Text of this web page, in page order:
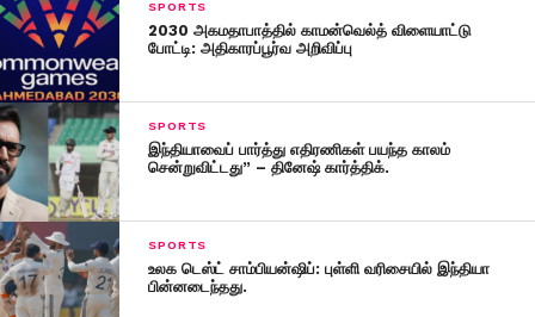
SPORTS
2030 அகம​தா​பாத்​தில் காமன்வெல்த் விளையாட்டு
போட்டி: அதிகாரப்பூர்வ அறிவிப்பு
SPORTS
இந்தியாவைப் பார்த்து எதிரணிகள் பயந்த காலம்
சென்றுவிட்டது” – தினேஷ் கார்த்திக்.
SPORTS
உலக டெஸ்ட் சாம்பியன்ஷிப்: புள்ளி வரிசையில் இந்தியா
பின்னடைந்தது.